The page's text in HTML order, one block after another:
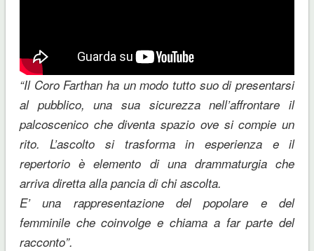
“Il Coro Farthan ha un modo tutto suo di presentarsi
al pubblico, una sua sicurezza nell’affrontare il
palcoscenico che diventa spazio ove si compie un
rito. L’ascolto si trasforma in esperienza e il
repertorio è elemento di una drammaturgia che
arriva diretta alla pancia di chi ascolta.
E’ una rappresentazione del popolare e del
femminile che coinvolge e chiama a far parte del
racconto”.